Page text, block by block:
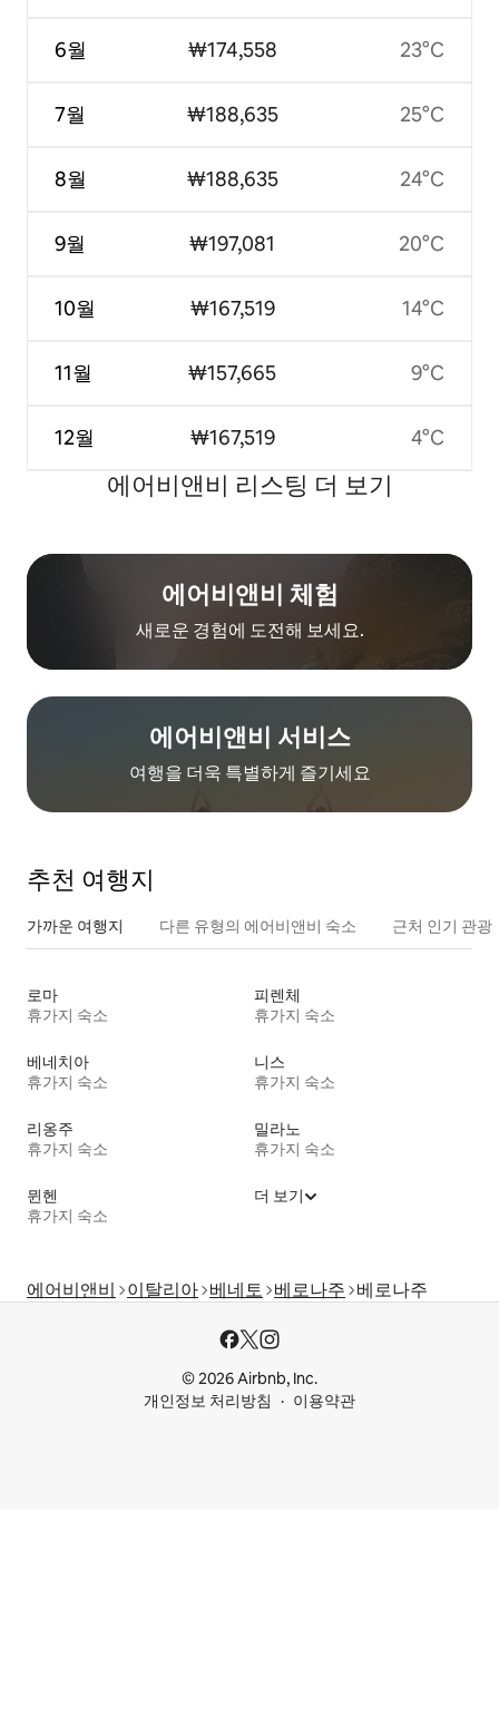
6월
7월
8월
9월
10월
11월
12월
₩174,558
₩188,635
₩188,635
₩197,081
₩167,519
₩157,665
₩167,519
23°C
25°C
24°C
20°C
14°C
9°C
4°C
에어비앤비 리스팅 더 보기
에어비앤비 체험
새로운 경험에 도전해 보세요.
에어비앤비 서비스
여행을 더욱 특별하게 즐기세요
추천 여행지
가까운 여행지 다른 유형의 에어비앤비 숙소 근처 인기 관광
로마
휴가지 숙소
피렌체
휴가지 숙소
베네치아
휴가지 숙소
니스
휴가지 숙소
리옹주
휴가지 숙소
밀라노
휴가지 숙소
뮌헨
휴가지 숙소
더 보기
에어비앤비 이탈리아 베네토 베로나주 베로나주
© 2026 Airbnb, Inc.
개인정보 처리방침
이용약관